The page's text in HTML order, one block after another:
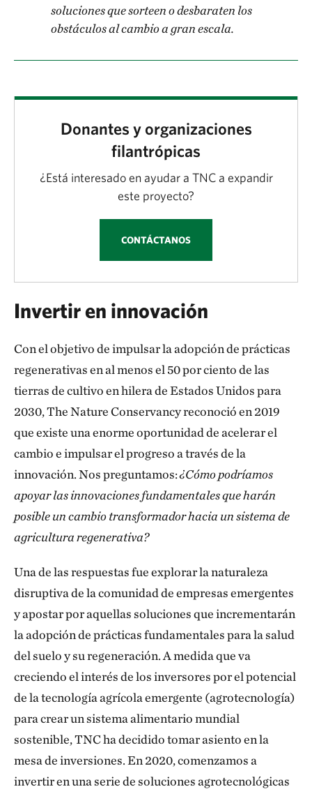
soluciones que sorteen o desbaraten los
obstáculos al cambio a gran escala.
Donantes y organizaciones
filantrópicas
¿Está interesado en ayudar a TNC a expandir
este proyecto?
CONTÁCTANOS
Invertir en innovación
Con el objetivo de impulsar la adopción de prácticas
regenerativas en al menos el 50 por ciento de las
tierras de cultivo en hilera de Estados Unidos para
2030, The Nature Conservancy reconoció en 2019
que existe una enorme oportunidad de acelerar el
cambio e impulsar el progreso a través de la
innovación. Nos preguntamos:¿Cómo podríamos
apoyar las innovaciones fundamentales que harán
posible un cambio transformador hacia un sistema de
agricultura regenerativa?
Una de las respuestas fue explorar la naturaleza
disruptiva de la comunidad de empresas emergentes
y apostar por aquellas soluciones que incrementarán
la adopción de prácticas fundamentales para la salud
del suelo y su regeneración. A medida que va
creciendo el interés de los inversores por el potencial
de la tecnología agrícola emergente (agrotecnología)
para crear un sistema alimentario mundial
sostenible, TNC ha decidido tomar asiento en la
mesa de inversiones. En 2020, comenzamos a
invertir en una serie de soluciones agrotecnológicas